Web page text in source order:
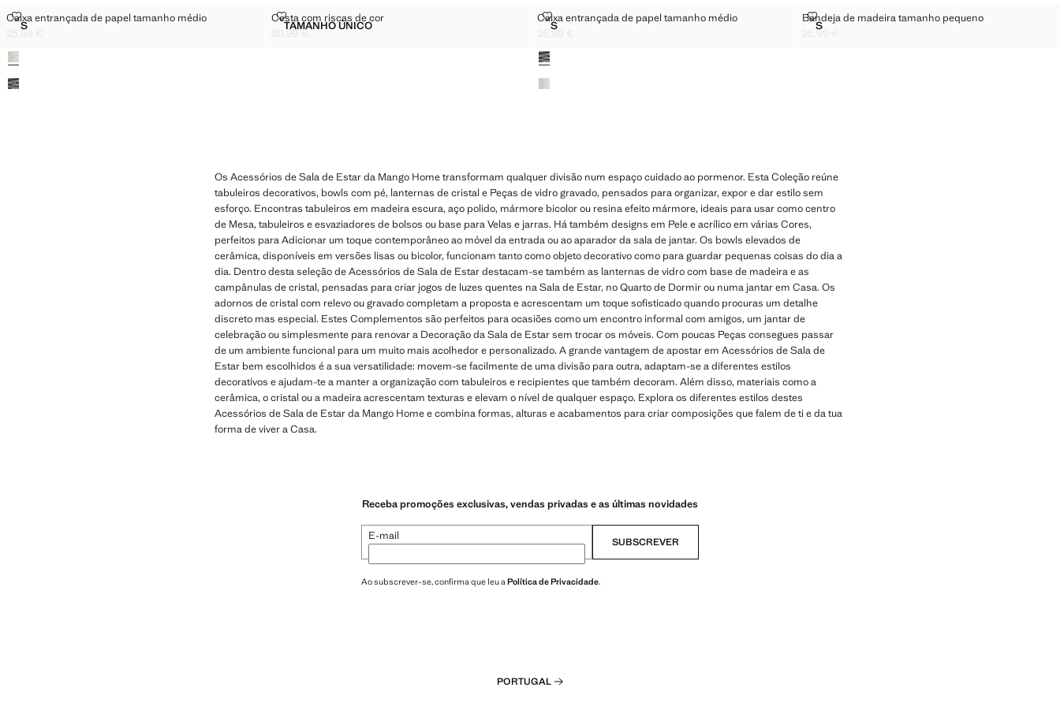
Tamanhos
SCAIXA ENTRANÇADA DE PAPEL TAMANHO MÉDIO
Caixa entrançada de papel tamanho médio
CAIXA ENTRANÇADA DE PAPEL TAMANHO MÉDIO
25,99 €
Cores
Tamanhos
TAMANHO ÚNICOCESTA COM RISCAS DE COR
Cesta com riscas de cor
CESTA COM RISCAS DE COR
39,99 €
Tamanhos
SCAIXA ENTRANÇADA DE PAPEL TAMANHO MÉDIO
Caixa entrançada de papel tamanho médio
CAIXA ENTRANÇADA DE PAPEL TAMANHO MÉDIO
25,99 €
Cores
Tamanhos
SBANDEJA DE MADEIRA TAMANHO PEQUENO
Bandeja de madeira tamanho pequeno
BANDEJA DE MADEIRA TAMANHO PEQUENO
25,99 €
Os Acessórios de Sala de Estar da Mango Home transformam qualquer divisão num espaço cuidado ao pormenor. Esta Coleção reúne
tabuleiros decorativos, bowls com pé, lanternas de cristal e Peças de vidro gravado, pensados para organizar, expor e dar estilo sem
esforço. Encontras tabuleiros em madeira escura, aço polido, mármore bicolor ou resina efeito mármore, ideais para usar como centro
de Mesa, tabuleiros e esvaziadores de bolsos ou base para Velas e jarras. Há também designs em Pele e acrílico em várias Cores,
perfeitos para Adicionar um toque contemporâneo ao móvel da entrada ou ao aparador da sala de jantar. Os bowls elevados de
cerâmica, disponíveis em versões lisas ou bicolor, funcionam tanto como objeto decorativo como para guardar pequenas coisas do dia a
dia. Dentro desta seleção de Acessórios de Sala de Estar destacam-se também as lanternas de vidro com base de madeira e as
campânulas de cristal, pensadas para criar jogos de luzes quentes na Sala de Estar, no Quarto de Dormir ou numa jantar em Casa. Os
adornos de cristal com relevo ou gravado completam a proposta e acrescentam um toque sofisticado quando procuras um detalhe
discreto mas especial. Estes Complementos são perfeitos para ocasiões como um encontro informal com amigos, um jantar de
celebração ou simplesmente para renovar a Decoração da Sala de Estar sem trocar os móveis. Com poucas Peças consegues passar
de um ambiente funcional para um muito mais acolhedor e personalizado. A grande vantagem de apostar em Acessórios de Sala de
Estar bem escolhidos é a sua versatilidade: movem-se facilmente de uma divisão para outra, adaptam-se a diferentes estilos
decorativos e ajudam-te a manter a organização com tabuleiros e recipientes que também decoram. Além disso, materiais como a
cerâmica, o cristal ou a madeira acrescentam texturas e elevam o nível de qualquer espaço. Explora os diferentes estilos destes
Acessórios de Sala de Estar da Mango Home e combina formas, alturas e acabamentos para criar composições que falem de ti e da tua
forma de viver a Casa.
Receba promoções exclusivas, vendas privadas e as últimas novidades
E-mail SUBSCREVER
Ao subscrever-se, confirma que leu a Política de Privacidade.
PORTUGAL